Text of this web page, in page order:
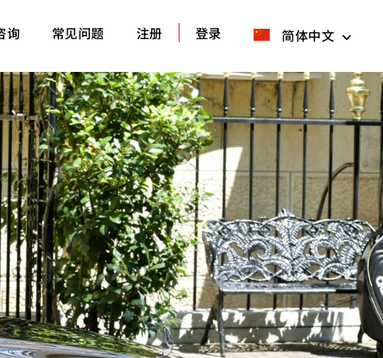
询 常见问题 注册 登录 简体中文